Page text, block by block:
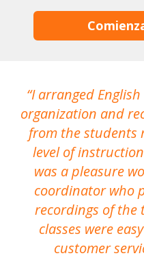
I arranged
organization and
from the students
level of
was a pleasure
coordinator who
recordings of the
classes were
customer